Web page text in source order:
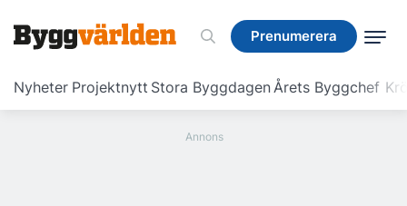
Prenumerera
Nyheter Projektnytt Stora ByggdagenÅrets Byggchef
Prenumerera